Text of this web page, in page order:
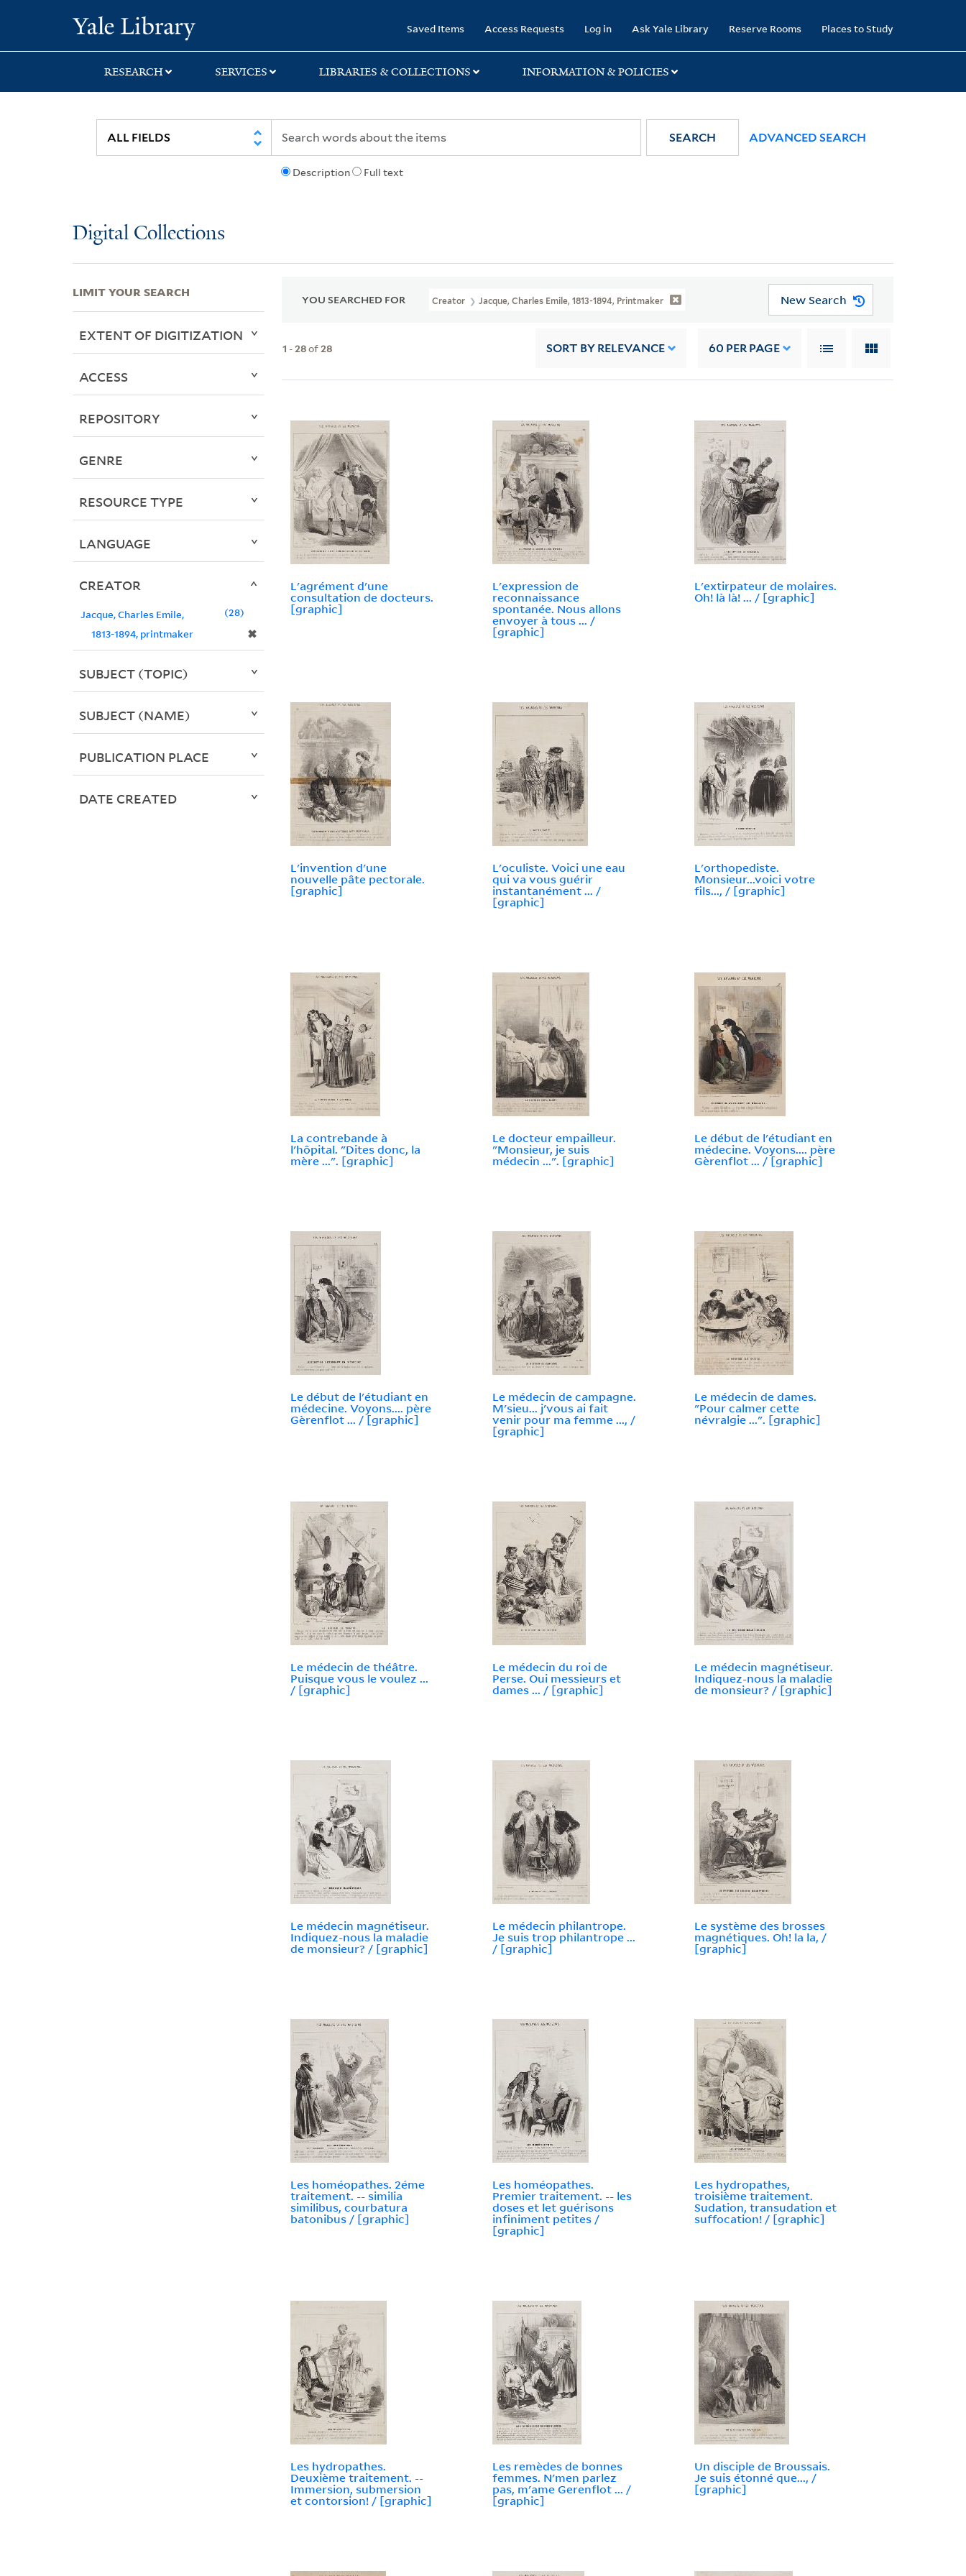
search
main
first
Saved Items Access Requests Log in Ask Yale Library Reserve Rooms Places to Study
RESEARCH SERVICES LIBRARIES & COLLECTIONS INFORMATION & POLICIES
Description Full text
SEARCH ADVANCED SEARCH
Digital Collections
YOU SEARCHED FOR Creator Jacque, Charles Emile, 1813-1894, Printmaker New Search
1 -28of28 SORT BY RELEVANCE 60 PER PAGE
L'agrément d'une
consultation de docteurs.
[graphic]
L'expression de
reconnaissance
spontanée. Nous allons
envoyer à tous ... /
[graphic]
L'extirpateur de molaires.
Oh! là là! ... / [graphic]
L'invention d'une
nouvelle pâte pectorale.
[graphic]
L'oculiste. Voici une eau
qui va vous guérir
instantanément ... /
[graphic]
L'orthopediste.
Monsieur...voici votre
fils..., / [graphic]
La contrebande à
l'hôpital. "Dites donc, la
mère ...". [graphic]
Le docteur empailleur.
"Monsieur, je suis
médecin ...". [graphic]
Le début de l'étudiant en
médecine. Voyons.... père
Gèrenflot ... / [graphic]
Le début de l'étudiant en
médecine. Voyons.... père
Gèrenflot ... / [graphic]
Le médecin de campagne.
M'sieu... j'vous ai fait
venir pour ma femme ..., /
[graphic]
Le médecin de dames.
"Pour calmer cette
névralgie ...". [graphic]
Le médecin de théâtre.
Puisque vous le voulez ...
/ [graphic]
Le médecin du roi de
Perse. Oui messieurs et
dames ... / [graphic]
Le médecin magnétiseur.
Indiquez-nous la maladie
de monsieur? / [graphic]
Le médecin magnétiseur.
Indiquez-nous la maladie
de monsieur? / [graphic]
Le médecin philantrope.
Je suis trop philantrope ...
/ [graphic]
Le système des brosses
magnétiques. Oh! la la, /
[graphic]
Les homéopathes. 2éme
traitement. -- similia
similibus, courbatura
batonibus / [graphic]
Les homéopathes.
Premier traitement. -- les
doses et let guérisons
infiniment petites /
[graphic]
Les hydropathes,
troisième traitement.
Sudation, transudation et
suffocation! / [graphic]
Les hydropathes.
Deuxième traitement. --
Immersion, submersion
et contorsion! / [graphic]
Les remèdes de bonnes
femmes. N'men parlez
pas, m'ame Gerenflot ... /
[graphic]
Un disciple de Broussais.
Je suis étonné que..., /
[graphic]
LIMIT YOUR SEARCH
EXTENT OF DIGITIZATION
ACCESS
REPOSITORY
GENRE
RESOURCE TYPE
LANGUAGE
CREATOR
Jacque, Charles Emile,
1813-1894, printmaker
✖
28
SUBJECT (TOPIC)
SUBJECT (NAME)
PUBLICATION PLACE
DATE CREATED